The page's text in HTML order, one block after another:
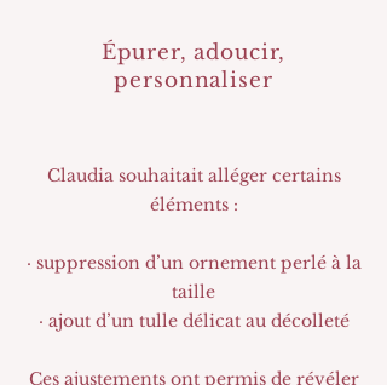
Épurer, adoucir,
personnaliser
Claudia souhaitait alléger certains
éléments :
· suppression d’un ornement perlé à la
taille
· ajout d’un tulle délicat au décolleté
Ces ajustements ont permis de révéler